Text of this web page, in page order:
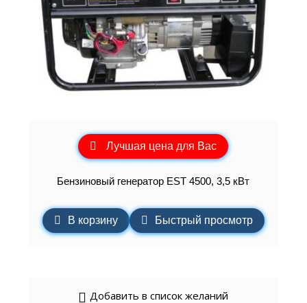
Лучшая цена для Вас
Бензиновый генератор EST 4500, 3,5 кВт
В корзину Быстрый просмотр
Добавить в список желаний